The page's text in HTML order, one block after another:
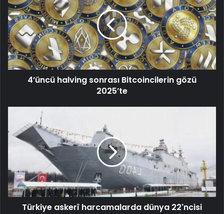
4’üncü halving sonrası Bitcoincilerin gözü
2025’te
Türkiye askerî harcamalarda dünya 22'ncisi